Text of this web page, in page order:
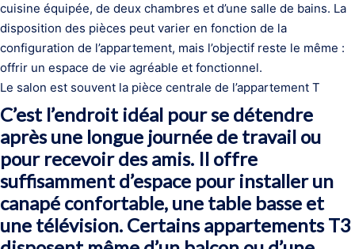
cuisine équipée, de deux chambres et d’une salle de bains. La
disposition des pièces peut varier en fonction de la
configuration de l’appartement, mais l’objectif reste le même :
offrir un espace de vie agréable et fonctionnel.
Le salon est souvent la pièce centrale de l’appartement T
C’est l’endroit idéal pour se détendre
après une longue journée de travail ou
pour recevoir des amis. Il offre
suffisamment d’espace pour installer un
canapé confortable, une table basse et
une télévision. Certains appartements T3